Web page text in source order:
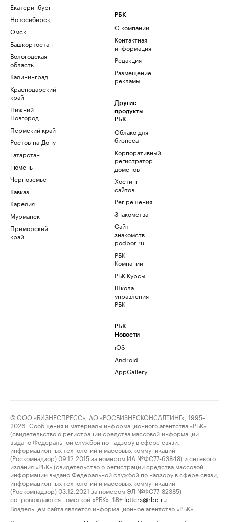
Екатеринбург
Новосибирск
Омск
Башкортостан
Вологодская
область
Калининград
Краснодарский
край
Нижний
Новгород
Пермский край
Ростов-на-Дону
Татарстан
Тюмень
Черноземье
Кавказ
Карелия
Мурманск
Приморский
край
РБК
О компании
Контактная
информация
Редакция
Размещение
рекламы
Другие
продукты
РБК
Облако для
бизнеса
Корпоративный
регистратор
доменов
Хостинг
сайтов
Рег.решения
Знакомства
Сайт
знакомств
podbor.ru
РБК
Компании
РБК Курсы
Школа
управления
РБК
РБК
Новости
iOS
Android
AppGallery
© ООО «БИЗНЕСПРЕСС», АО «РОСБИЗНЕСКОНСАЛТИНГ», 1995–
2026. Сообщения и материалы информационного агентства «РБК»
(свидетельство о регистрации средства массовой информации
выдано Федеральной службой по надзору в сфере связи,
информационных технологий и массовых коммуникаций
(Роскомнадзор) 09.12.2015 за номером ИА №ФС77-63848) и сетевого
издания «РБК» (свидетельство о регистрации средства массовой
информации выдано Федеральной службой по надзору в сфере связи,
информационных технологий и массовых коммуникаций
(Роскомнадзор) 03.12.2021 за номером ЭЛ №ФС77-82385)
сопровождаются пометкой «РБК».
18+ letters@rbc.ru
Владельцем сайта является информационное агентство «РБК».